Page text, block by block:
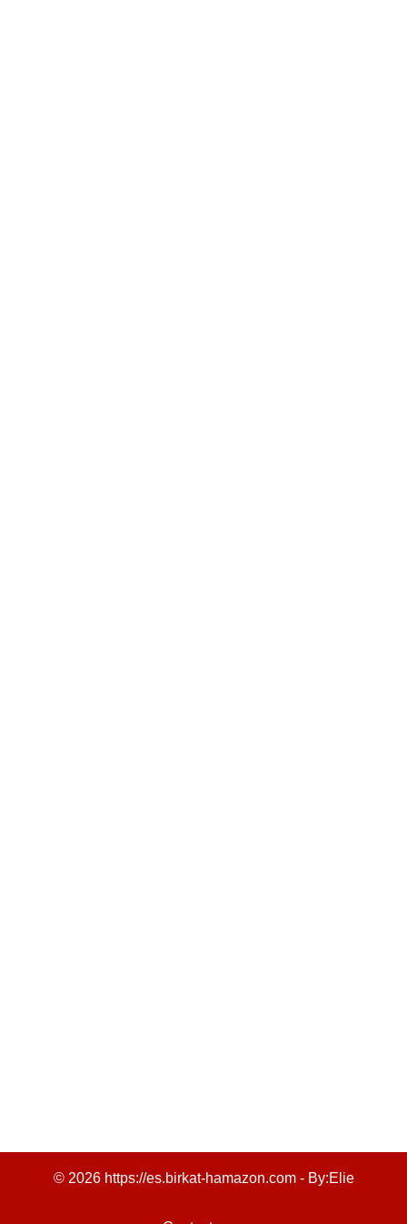
© 2026 https://es.birkat-hamazon.com - By:Elie